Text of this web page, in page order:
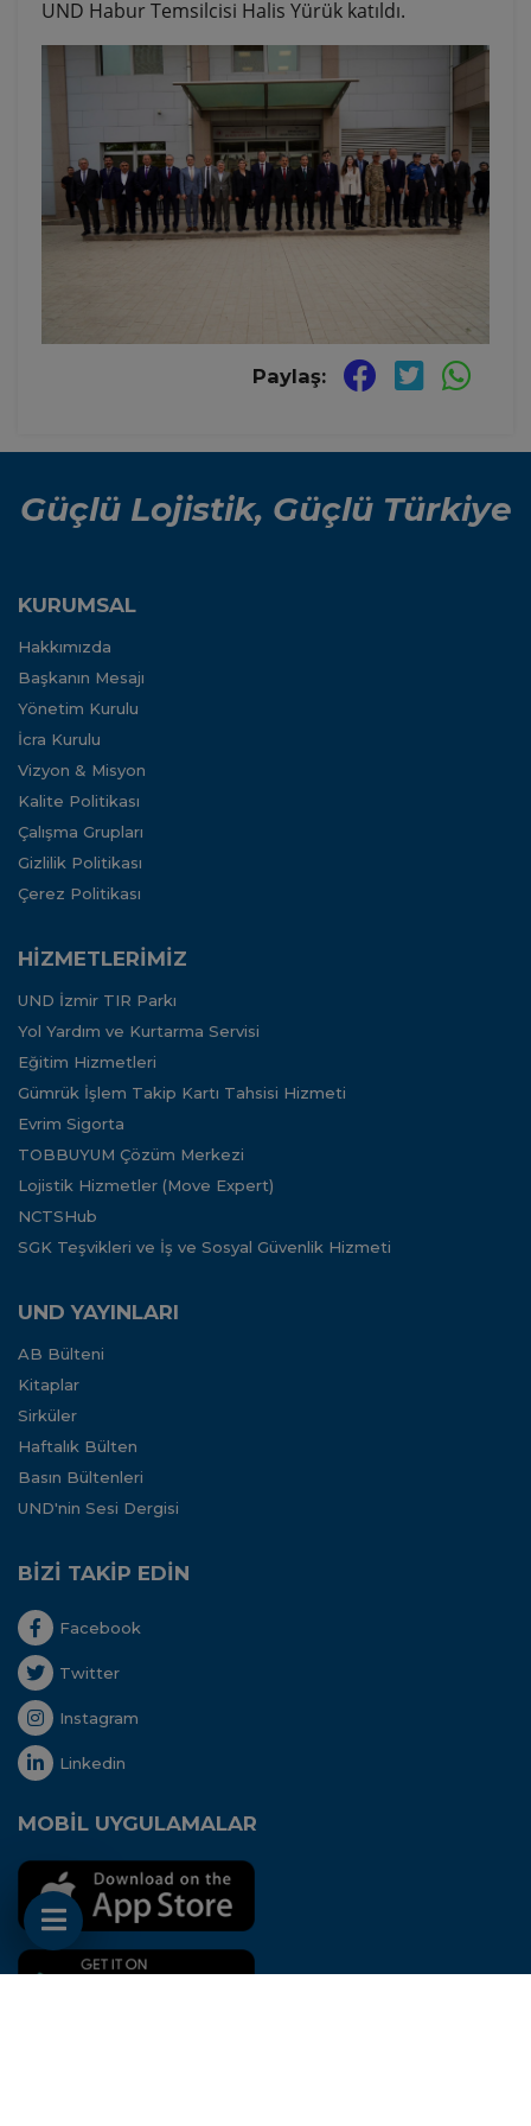
UND Habur Temsilcisi Halis Yürük katıldı.
Paylaş:
Güçlü Lojistik, Güçlü Türkiye
KURUMSAL
Hakkımızda
Başkanın Mesajı
Yönetim Kurulu
İcra Kurulu
Vizyon & Misyon
Kalite Politikası
Çalışma Grupları
Gizlilik Politikası
Çerez Politikası
HİZMETLERİMİZ
UND İzmir TIR Parkı
Yol Yardım ve Kurtarma Servisi
Eğitim Hizmetleri
Gümrük İşlem Takip Kartı Tahsisi Hizmeti
Evrim Sigorta
TOBBUYUM Çözüm Merkezi
Lojistik Hizmetler (Move Expert)
NCTSHub
SGK Teşvikleri ve İş ve Sosyal Güvenlik Hizmeti
UND YAYINLARI
AB Bülteni
Kitaplar
Sirküler
Haftalık Bülten
Basın Bültenleri
UND'nin Sesi Dergisi
BİZİ TAKİP EDİN
Facebook
Twitter
Instagram
Linkedin
MOBİL UYGULAMALAR